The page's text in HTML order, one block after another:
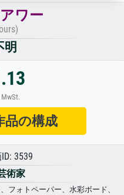
ワー
明
MwSt.
品の構成
3539
術家
フォトペーパー、水彩ボード、